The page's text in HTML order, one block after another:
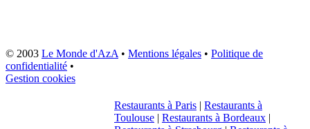
© 2003 Le Monde d'AzA• Mentions légales • Politique de
confidentialité •
Gestion cookies
Restaurants à Paris | Restaurants à
Toulouse | Restaurants à Bordeaux |